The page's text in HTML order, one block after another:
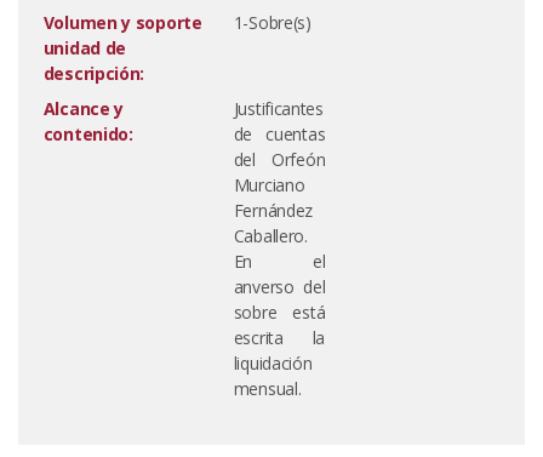
Volumen y soporte
unidad de
descripción:
1-Sobre(s)
Alcance y
contenido:
Justificantes
de cuentas
del Orfeón
Murciano
Fernández
Caballero.
En el
anverso del
sobre está
escrita la
liquidación
mensual.